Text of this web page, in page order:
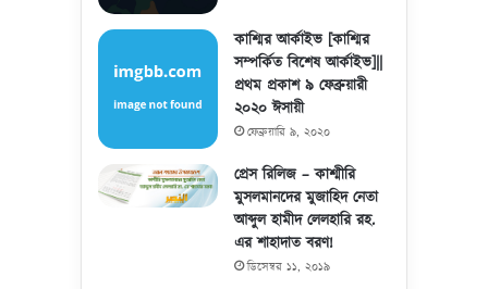
কাশ্মির আর্কাইভ [কাশ্মির
সম্পর্কিত বিশেষ আর্কাইভ]||
প্রথম প্রকাশ ৯ ফেব্রুয়ারী
২০২০ ঈসায়ী
ফেব্রুয়ারি ৯, ২০২০
প্রেস রিলিজ – কাশ্মীরি
মুসলমানদের মুজাহিদ নেতা
আব্দুল হামীদ লেলহারি রহ.
এর শাহাদাত বরণ!
ডিসেম্বর ১১, ২০১৯